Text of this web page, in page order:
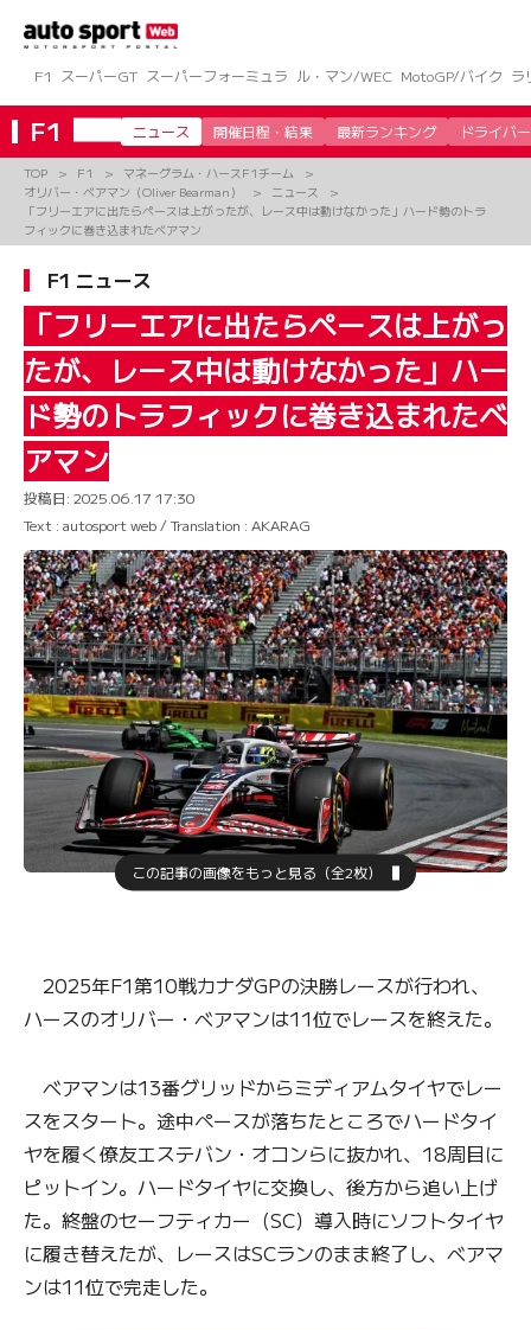
ツ
へ
ス
キ
F1 スーパーGT スーパーフォーミュラ ル・マン/WEC MotoGP/バイク ラ
F1 ニュース 開催日程・結果 最新ランキング ドライバー
TOP F1
マネーグラム・ハースF1チーム
オリバー・ベアマン（Oliver Bearman）
ニュース
「フリーエアに出たらペースは上がったが、レース中は動けなかった」ハード勢のトラ
フィックに巻き込まれたベアマン
F1 ニュース
「フリーエアに出たらペースは上がっ
たが、レース中は動けなかった」ハー
ド勢のトラフィックに巻き込まれたベ
アマン
投稿日: 2025.06.17 17:30
Text : autosport web / Translation : AKARAG
この記事の画像をもっと見る（全2枚）
2025年F1第10戦カナダGPの決勝レースが行われ、
ハースのオリバー・ベアマンは11位でレースを終えた。
ベアマンは13番グリッドからミディアムタイヤでレー
スをスタート。途中ペースが落ちたところでハードタイ
ヤを履く僚友エステバン・オコンらに抜かれ、18周目に
ピットイン。ハードタイヤに交換し、後方から追い上げ
た。終盤のセーフティカー（SC）導入時にソフトタイヤ
に履き替えたが、レースはSCランのまま終了し、ベアマ
ンは11位で完走した。